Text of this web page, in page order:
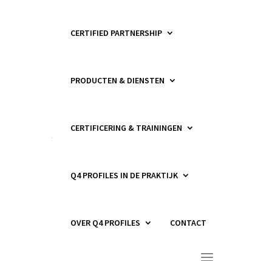
CERTIFIED PARTNERSHIP
PRODUCTEN & DIENSTEN
CERTIFICERING & TRAININGEN
Q4 PROFILES IN DE PRAKTIJK
OVER Q4 PROFILES CONTACT